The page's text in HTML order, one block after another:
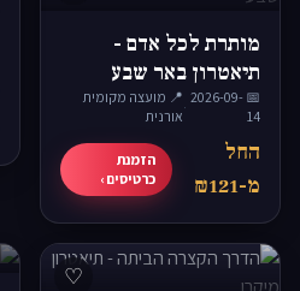
מותרת לכל אדם -
תיאטרון באר שבע
📅 2026-09-
14
·
📍 מועצה מקומית
אורנית
החל
מ-₪121
הזמנת
כרטיסים ›
♡